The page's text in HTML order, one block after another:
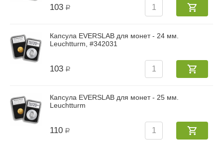
103 Р
Капсула EVERSLAB для монет - 24 мм.
Leuchtturm, #342031
103 Р
Капсула EVERSLAB для монет - 25 мм.
Leuchtturm
110 Р